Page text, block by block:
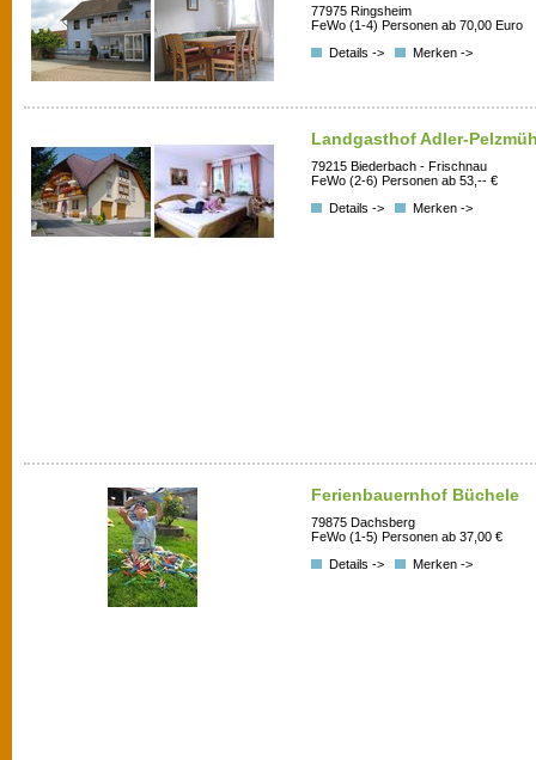
77975 Ringsheim
FeWo (1-4) Personen ab 70,00 Euro
Details ->
Merken ->
Landgasthof Adler-
79215 Biederbach - Frischnau
FeWo (2-6) Personen ab 53,-- €
Details ->
Merken ->
Ferienbauernhof Büchele
79875 Dachsberg
FeWo (1-5) Personen ab 37,00 €
Details ->
Merken ->